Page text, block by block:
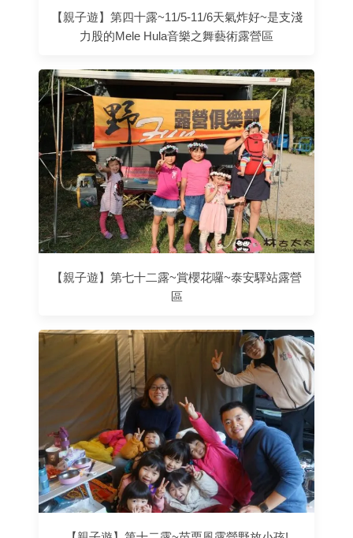
【親子遊】第四十露~11/5-11/6天氣炸好~是支淺
力股的Mele Hula音樂之舞藝術露營區
【親子遊】第七十二露~賞櫻花囉~泰安驛站露營
區